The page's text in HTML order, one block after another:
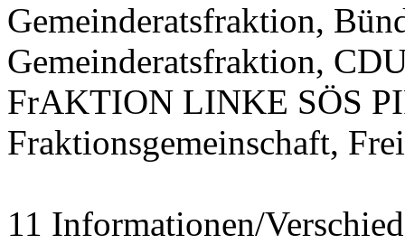
Gemeinderatsfraktion,
Gemeinderatsfraktion,
FrAKTION LINKE SÖS
Fraktionsgemeinschaft,
11 Informationen/